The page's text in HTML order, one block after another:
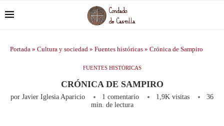
Portada » Cultura y sociedad » Fuentes históricas » Crónica de Sampiro
FUENTES HISTÓRICAS
CRÓNICA DE SAMPIRO
por Javier Iglesia Aparicio 1 comentario 1,9K visitas
36
min. de lectura